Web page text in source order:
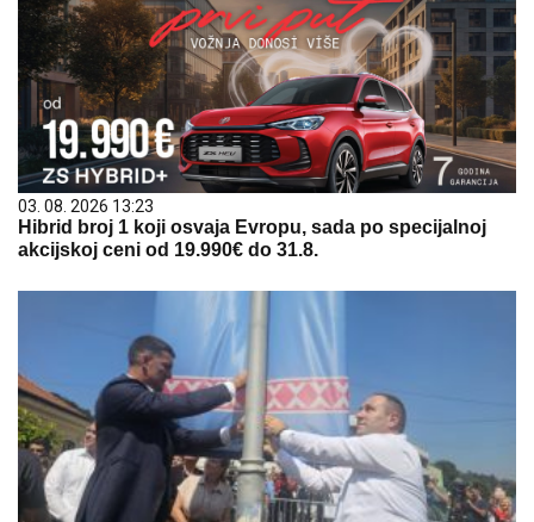
03. 08. 2026 13:23
Hibrid broj 1 koji osvaja Evropu, sada po specijalnoj
akcijskoj ceni od 19.990€ do 31.8.